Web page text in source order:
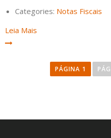
Categories: Notas Fiscais
Leia Mais
a
PÁGINA 1